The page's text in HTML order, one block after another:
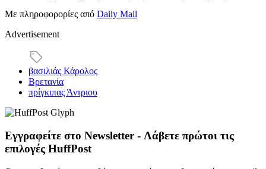
Με πληροφορορίες από Daily Mail
Advertisement
βασιλιάς Κάρολος
Βρετανία
πρίγκιπας Άντριου
Εγγραφείτε στο Newsletter - Λάβετε πρώτοι τις
επιλογές HuffPost